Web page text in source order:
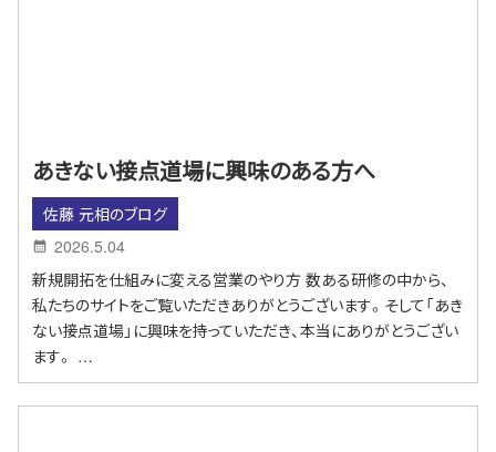
あきない接点道場に興味のある方へ
佐藤 元相のブログ
2026.5.04
新規開拓を仕組みに変える営業のやり方 数ある研修の中から、
私たちのサイトをご覧いただきありがとうございます。そして「あき
ない接点道場」に興味を持っていただき、本当にありがとうござい
ます。 …